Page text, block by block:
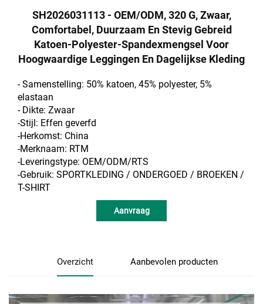
SH2026031113 - OEM/ODM, 320 G, Zwaar,
Comfortabel, Duurzaam En Stevig Gebreid
Katoen-Polyester-Spandexmengsel Voor
Hoogwaardige Leggingen En Dagelijkse Kleding
- Samenstelling: 50% katoen, 45% polyester, 5%
elastaan
- Dikte: Zwaar
-Stijl: Effen geverfd
-Herkomst: China
-Merknaam: RTM
-Leveringstype: OEM/ODM/RTS
-Gebruik: SPORTKLEDING / ONDERGOED / BROEKEN /
T-SHIRT
Aanvraag
Overzicht Aanbevolen producten